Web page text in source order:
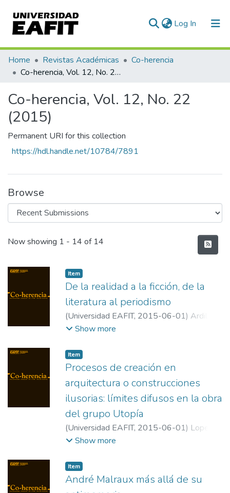
Log In (current)
Communities & Collections
All of DSpace
Statistics
Home Revistas Académicas
Co-herencia
Co-herencia, Vol. 12, No. 22 (2015)
Co-herencia, Vol. 12, No. 22
(2015)
Permanent URI for this collection
https://hdl.handle.net/10784/7891
Browse
Recent Submissions
Now showing 1 - 14 of 14
Item
De la realidad a la ficción, de la
literatura al periodismo
(Universidad EAFIT, 2015-06-01) Ardila J.,
Clemencia;Universidad EAFIT
Show more
Item
Procesos de creación en
arquitectura o construcciones
ilusorias: límites difusos en la obra
del grupo Utopía
(Universidad EAFIT, 2015-06-01) Lopera
Gómez, Jorge;
Show more
Item
André Malraux más allá de su